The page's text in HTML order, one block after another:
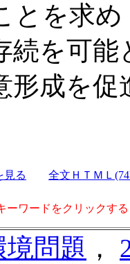
とを求
続を可
形成を
見る 全文ＨＴＭＬ
ーワードをクリックす
問題 ，